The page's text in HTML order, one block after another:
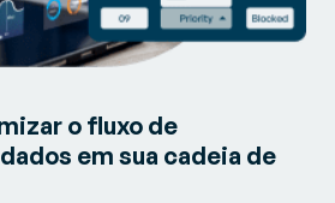
o fluxo de
em sua cadeia de